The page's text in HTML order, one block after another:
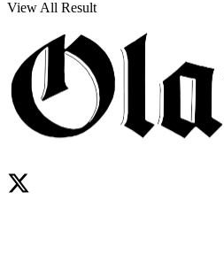
View All Result